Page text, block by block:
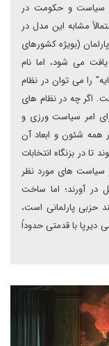
سیاست و حکومت در
مشابه این مدل در
(بویژه کشورهای
یافت می شود، اما نام
را می توان در نظام
اگر چه در نظام های
امر سیاست ورزی و
همه شئون و ابعاد آن
در بزنگاه انتخابات
سیاست های مورد نظر
در آورند؛ اما ساخت
حزبی پارلمانی است،
با قدمتی حدوداً